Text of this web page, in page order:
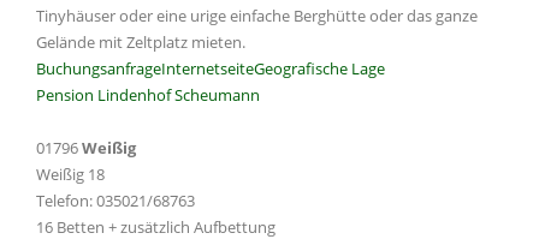
Tinyhäuser oder eine urige einfache Berghütte oder das ganze
Gelände mit Zeltplatz mieten.
BuchungsanfrageInternetseiteGeografische Lage
Pension Lindenhof Scheumann
01796Weißig
Weißig 18
Telefon: 035021/68763
16 Betten + zusätzlich Aufbettung